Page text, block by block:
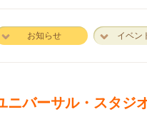
お知らせ イベン
ニバーサル・スタジ